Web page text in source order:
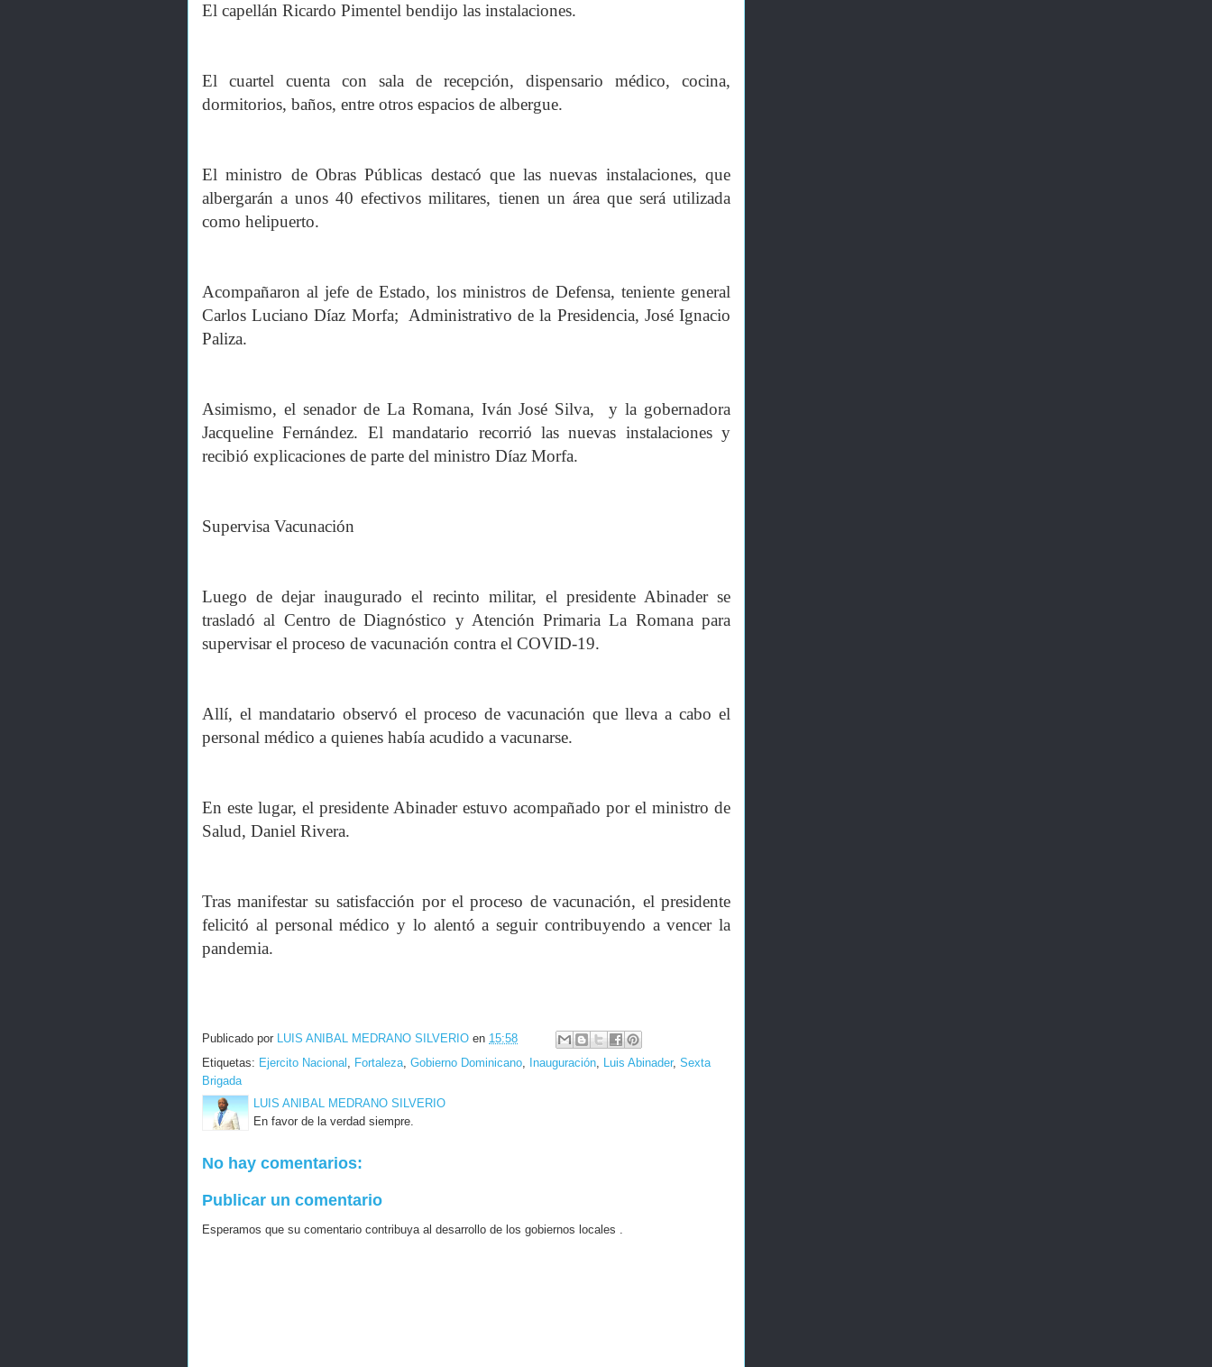
El capellán Ricardo Pimentel bendijo las instalaciones.
El cuartel cuenta con sala de recepción, dispensario médico, cocina,
dormitorios, baños, entre otros espacios de albergue.
El ministro de Obras Públicas destacó que las nuevas instalaciones, que
albergarán a unos 40 efectivos militares, tienen un área que será utilizada
como helipuerto.
Acompañaron al jefe de Estado, los ministros de Defensa, teniente general
Carlos Luciano Díaz Morfa; Administrativo de la Presidencia, José Ignacio
Paliza.
Asimismo, el senador de La Romana, Iván José Silva, y la gobernadora
Jacqueline Fernández. El mandatario recorrió las nuevas instalaciones y
recibió explicaciones de parte del ministro Díaz Morfa.
Supervisa Vacunación
Luego de dejar inaugurado el recinto militar, el presidente Abinader se
trasladó al Centro de Diagnóstico y Atención Primaria La Romana para
supervisar el proceso de vacunación contra el COVID-19.
Allí, el mandatario observó el proceso de vacunación que lleva a cabo el
personal médico a quienes había acudido a vacunarse.
En este lugar, el presidente Abinader estuvo acompañado por el ministro de
Salud, Daniel Rivera.
Tras manifestar su satisfacción por el proceso de vacunación, el presidente
felicitó al personal médico y lo alentó a seguir contribuyendo a vencer la
pandemia.
Publicado por LUIS ANIBAL MEDRANO SILVERIO en 15:58
Etiquetas: Ejercito Nacional , Fortaleza, Gobierno Dominicano, Inauguración, Luis Abinader, Sexta
Brigada
LUIS ANIBAL MEDRANO SILVERIO
En favor de la verdad siempre.
No hay comentarios:
Publicar un comentario
Esperamos que su comentario contribuya al desarrollo de los gobiernos locales .